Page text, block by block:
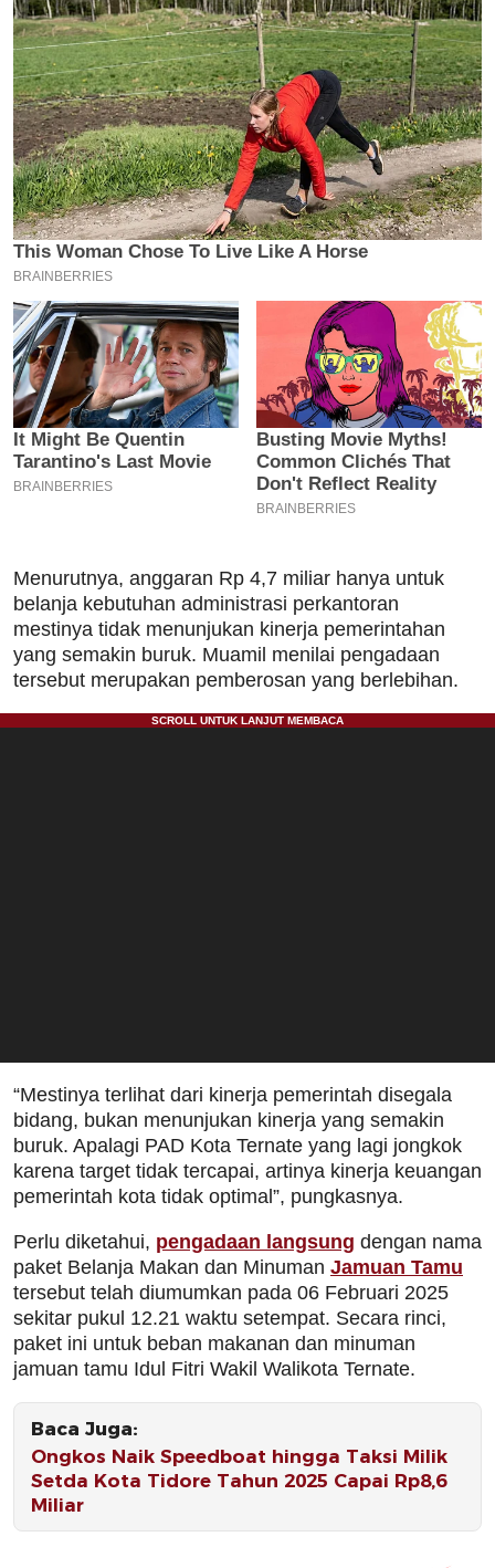
Menurutnya, anggaran Rp 4,7 miliar hanya untuk
belanja kebutuhan administrasi perkantoran
mestinya tidak menunjukan kinerja pemerintahan
yang semakin buruk. Muamil menilai pengadaan
tersebut merupakan pemberosan yang berlebihan.
“Mestinya terlihat dari kinerja pemerintah disegala
bidang, bukan menunjukan kinerja yang semakin
buruk. Apalagi PAD Kota Ternate yang lagi jongkok
karena target tidak tercapai, artinya kinerja keuangan
pemerintah kota tidak optimal”, pungkasnya.
Perlu diketahui, pengadaan langsung dengan nama
paket Belanja Makan dan Minuman Jamuan Tamu
tersebut telah diumumkan pada 06 Februari 2025
sekitar pukul 12.21 waktu setempat. Secara rinci,
paket ini untuk beban makanan dan minuman
jamuan tamu Idul Fitri Wakil Walikota Ternate.
Baca Juga:
Ongkos Naik Speedboat hingga Taksi Milik
Setda Kota Tidore Tahun 2025 Capai Rp8,6
Miliar